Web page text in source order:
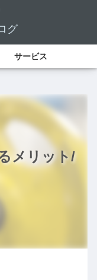
グ
サービス
メリット/